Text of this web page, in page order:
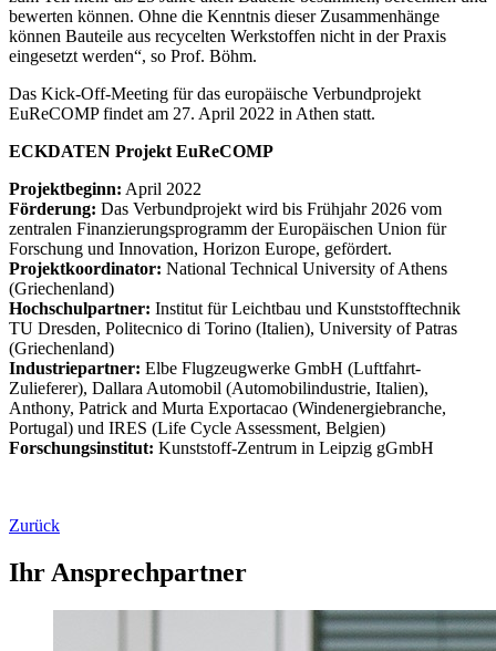
bewerten können. Ohne die Kenntnis dieser Zusammenhänge
können Bauteile aus recycelten Werkstoffen nicht in der Praxis
eingesetzt werden“, so Prof. Böhm.
Das Kick-Off-Meeting für das europäische Verbundprojekt
EuReCOMP findet am 27. April 2022 in Athen statt.
ECKDATEN Projekt EuReCOMP
Projektbeginn: April 2022
Förderung: Das Verbundprojekt wird bis Frühjahr 2026 vom
zentralen Finanzierungsprogramm der Europäischen Union für
Forschung und Innovation, Horizon Europe, gefördert.
Projektkoordinator: National Technical University of Athens
(Griechenland)
Hochschulpartner: Institut für Leichtbau und Kunststofftechnik
TU Dresden, Politecnico di Torino (Italien), University of Patras
(Griechenland)
Industriepartner: Elbe Flugzeugwerke GmbH (Luftfahrt-
Zulieferer), Dallara Automobil (Automobilindustrie, Italien),
Anthony, Patrick and Murta Exportacao (Windenergiebranche,
Portugal) und IRES (Life Cycle Assessment, Belgien)
Forschungsinstitut: Kunststoff-Zentrum in Leipzig gGmbH
Zurück
Ihr Ansprechpartner